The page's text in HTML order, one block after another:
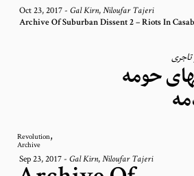
Oct 23, 2017- Gal Kirn, Niloufar Tajeri
Archive Of Suburban Dissent 2 – Riots In
تاجری
حومه‌
Revolution,
Archive
Sep 23, 2017- Gal Kirn, Niloufar Tajeri